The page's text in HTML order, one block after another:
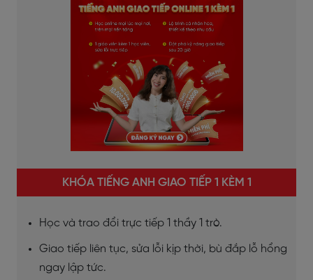
KHÓA TIẾNG ANH GIAO TIẾP 1 KÈM 1
Học và trao đổi trực tiếp 1 thầy 1 trò.
Giao tiếp liên tục, sửa lỗi kịp thời, bù đắp lỗ hổng
ngay lập tức.